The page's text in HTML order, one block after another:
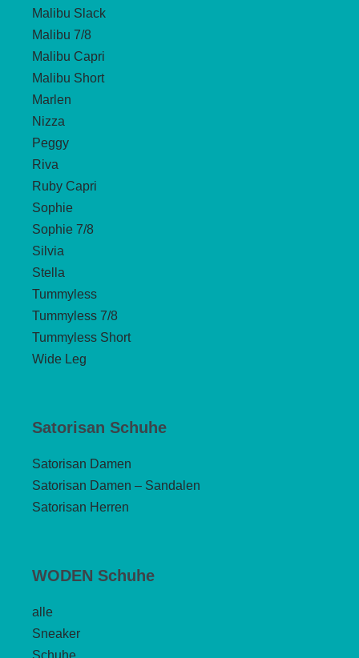
Malibu Slack
Malibu 7/8
Malibu Capri
Malibu Short
Marlen
Nizza
Peggy
Riva
Ruby Capri
Sophie
Sophie 7/8
Silvia
Stella
Tummyless
Tummyless 7/8
Tummyless Short
Wide Leg
Satorisan Schuhe
Satorisan Damen
Satorisan Damen – Sandalen
Satorisan Herren
WODEN Schuhe
alle
Sneaker
Schuhe